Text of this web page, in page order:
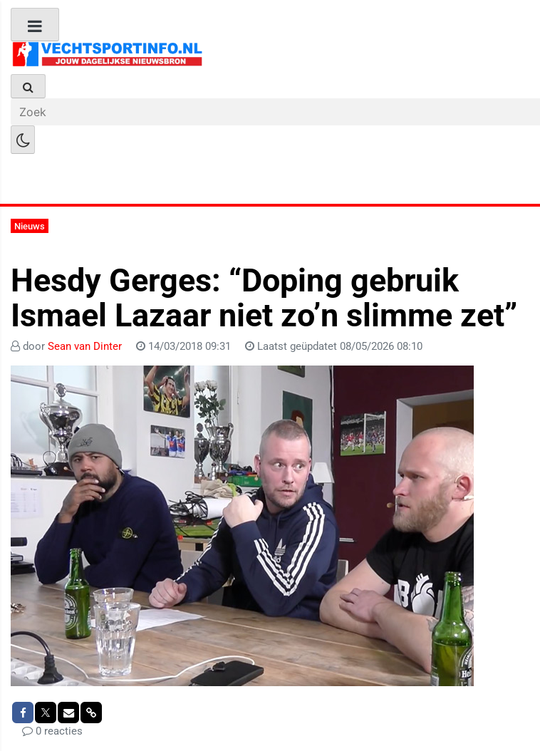
Nieuws
Hesdy Gerges: “Doping gebruik
Ismael Lazaar niet zo’n slimme zet”
door Sean van Dinter 14/03/2018 09:31 Laatst geüpdatet 08/05/2026 08:10
0 reacties